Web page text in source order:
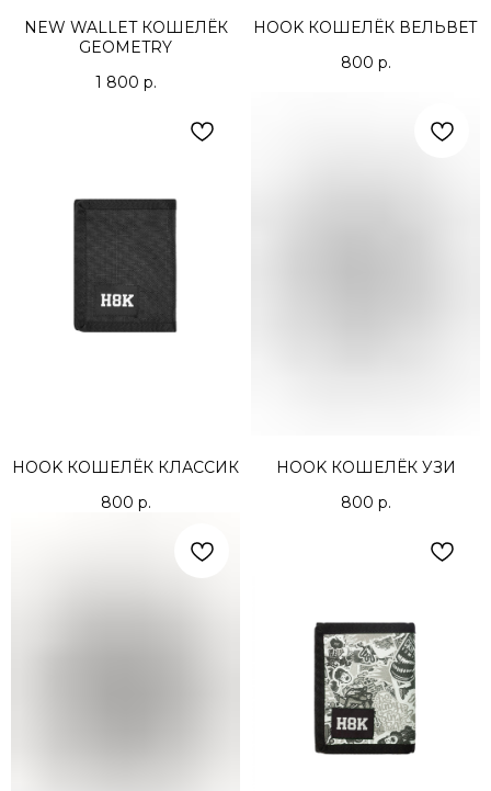
NEW WALLET КОШЕЛЁК
GEOMETRY
1 800 р.
HOOK КОШЕЛЁК ВЕЛЬВЕТ
800 р.
HOOK КОШЕЛЁК КЛАССИК
800 р.
HOOK КОШЕЛЁК УЗИ
800 р.